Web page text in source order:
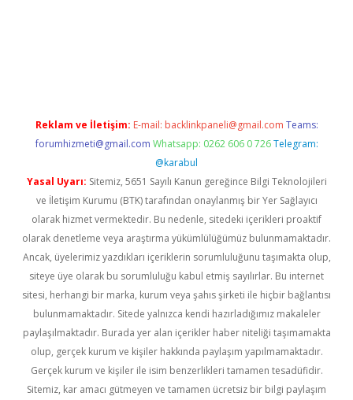
Reklam ve İletişim: E-mail: backlinkpaneli@gmail.com Teams:
forumhizmeti@gmail.com Whatsapp: 0262 606 0 726 Telegram:
@karabul
Yasal Uyarı: Sitemiz, 5651 Sayılı Kanun gereğince Bilgi Teknolojileri
ve İletişim Kurumu (BTK) tarafından onaylanmış bir Yer Sağlayıcı
olarak hizmet vermektedir. Bu nedenle, sitedeki içerikleri proaktif
olarak denetleme veya araştırma yükümlülüğümüz bulunmamaktadır.
Ancak, üyelerimiz yazdıkları içeriklerin sorumluluğunu taşımakta olup,
siteye üye olarak bu sorumluluğu kabul etmiş sayılırlar. Bu internet
sitesi, herhangi bir marka, kurum veya şahıs şirketi ile hiçbir bağlantısı
bulunmamaktadır. Sitede yalnızca kendi hazırladığımız makaleler
paylaşılmaktadır. Burada yer alan içerikler haber niteliği taşımamakta
olup, gerçek kurum ve kişiler hakkında paylaşım yapılmamaktadır.
Gerçek kurum ve kişiler ile isim benzerlikleri tamamen tesadüfidir.
Sitemiz, kar amacı gütmeyen ve tamamen ücretsiz bir bilgi paylaşım